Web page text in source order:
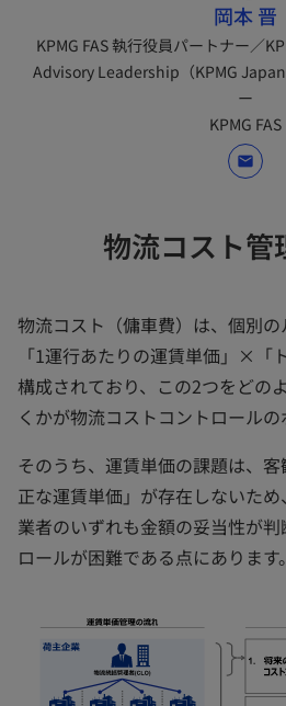
岡本 晋
KPMG FAS 執行役員パートナー／
Advisory Leadership（KPMG
ー
KPMG FAS
mail
物流コスト管
物流コスト（傭車費）は、個別
「1運行あたりの運賃単価」×「
構成されており、この2つをどの
くかが物流コストコントロールの
そのうち、運賃単価の課題は、
正な運賃単価」が存在しないた
業者のいずれも金額の妥当性が
ロールが困難である点にあります。